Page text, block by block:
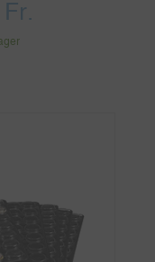
Fr.